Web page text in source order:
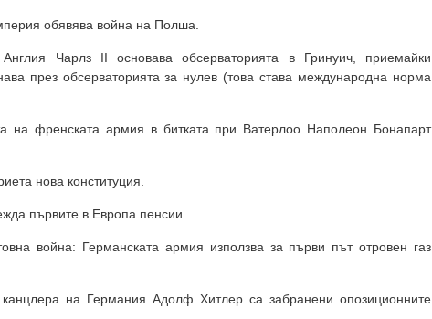
обявява война на Полша.
Чарлз II основава обсерваторията в Гринуич, приемайки
през обсерваторията за нулев (това става международна норма
на френската армия в битката при Ватерлоо Наполеон Бонапарт
нова конституция.
първите в Европа пенсии.
война: Германската армия използва за първи път отровен газ
на Германия Адолф Хитлер са забранени опозиционните